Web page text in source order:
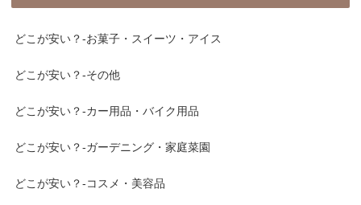
どこが安い？-お菓子・スイーツ・アイス
どこが安い？-その他
どこが安い？-カー用品・バイク用品
どこが安い？-ガーデニング・家庭菜園
どこが安い？-コスメ・美容品